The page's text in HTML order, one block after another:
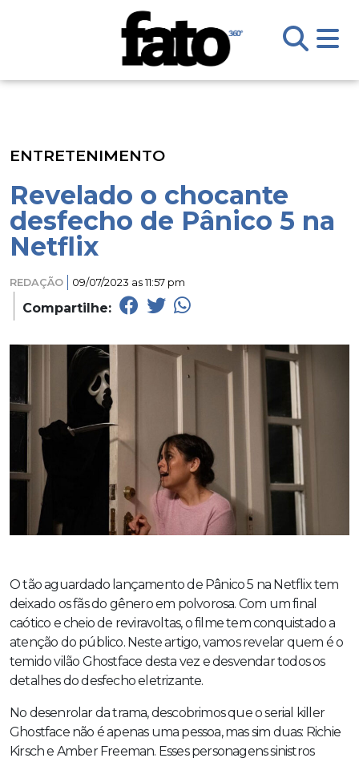
ENTRETENIMENTO
Revelado o chocante
desfecho de Pânico 5 na
Netflix
REDAÇÃO 09/07/2023 as 11:57 pm
Compartilhe:
O tão aguardado lançamento de Pânico 5 na Netflix tem
deixado os fãs do gênero em polvorosa. Com um final
caótico e cheio de reviravoltas, o filme tem conquistado a
atenção do público. Neste artigo, vamos revelar quem é o
temido vilão Ghostface desta vez e desvendar todos os
detalhes do desfecho eletrizante.
No desenrolar da trama, descobrimos que o serial killer
Ghostface não é apenas uma pessoa, mas sim duas: Richie
Kirsch e Amber Freeman. Esses personagens sinistros